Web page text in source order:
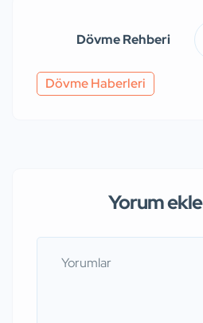
Dövme Rehberi
Dövme Haberleri
Yorum ekle